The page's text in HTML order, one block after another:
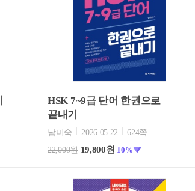
HSK 7~9급 단어 한권으로
끝내기
남미숙 2026.05.22
624쪽
22,000원 19,800원 10%